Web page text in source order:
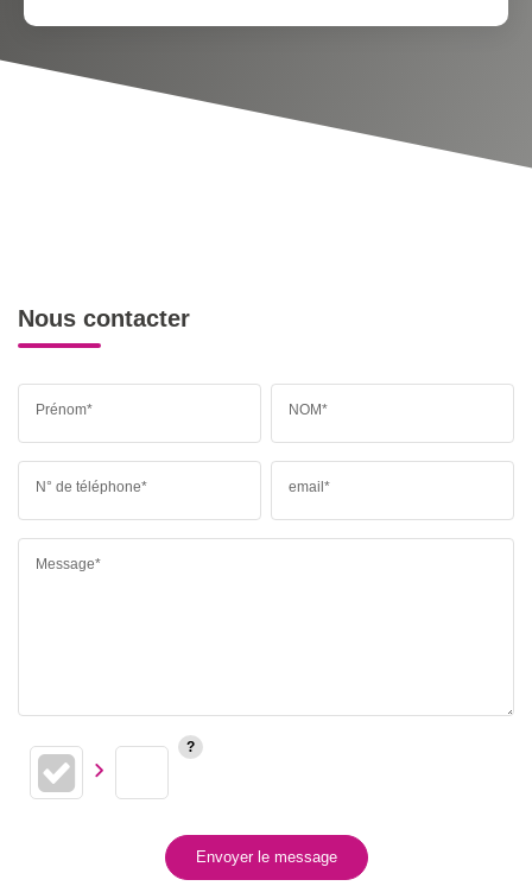
Nous contacter
Prénom* NOM*
N° de téléphone* email*
Message*
Envoyer le message